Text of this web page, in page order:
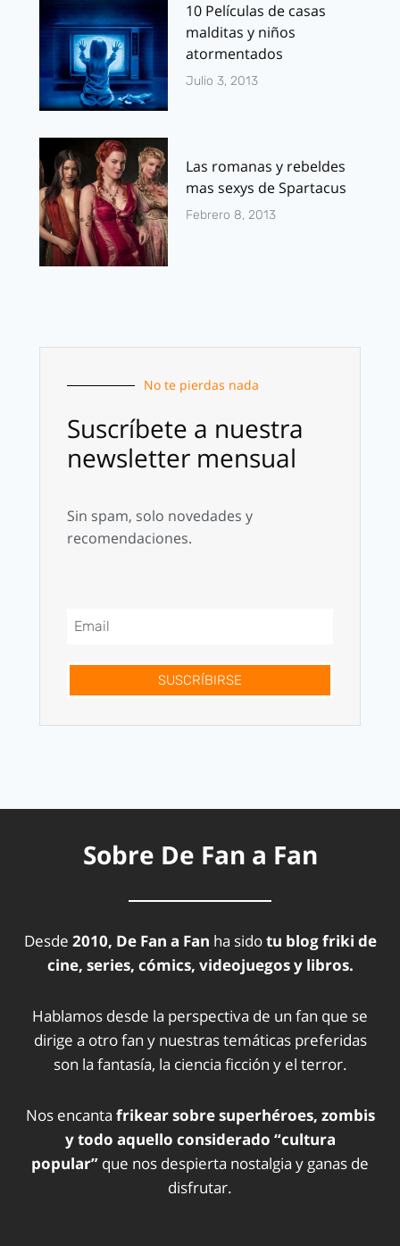
10 Películas de casas
malditas y niños
atormentados
Julio 3, 2013
Las romanas y rebeldes
mas sexys de Spartacus
Febrero 8, 2013
No te pierdas nada
Suscríbete a nuestra
newsletter mensual
Sin spam, solo novedades y
recomendaciones.
SUSCRÍBIRSE
Sobre De Fan a Fan
Desde 2010, De Fan a Fan ha sidotu blog friki de
cine, series, cómics, videojuegos y libros.
Hablamos desde la perspectiva de un fan que se
dirige a otro fan y nuestras temáticas preferidas
son la fantasía, la ciencia ficción y el terror.
Nos encanta frikear sobre superhéroes, zombis
y todo aquello considerado “cultura
popular” que nos despierta nostalgia y ganas de
disfrutar.